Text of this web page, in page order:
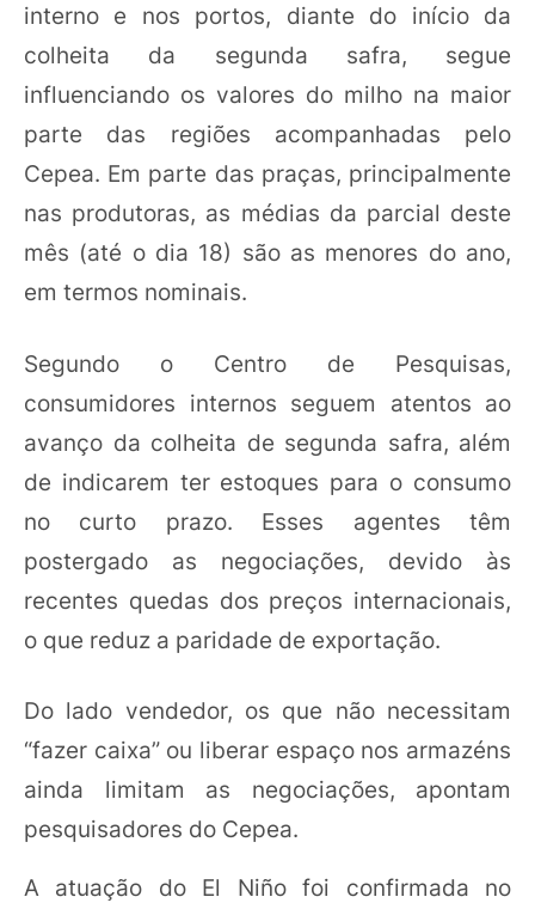
interno e nos portos, diante do início da
colheita da segunda safra, segue
influenciando os valores do milho na maior
parte das regiões acompanhadas pelo
Cepea. Em parte das praças, principalmente
nas produtoras, as médias da parcial deste
mês (até o dia 18) são as menores do ano,
em termos nominais.
Segundo o Centro de Pesquisas,
consumidores internos seguem atentos ao
avanço da colheita de segunda safra, além
de indicarem ter estoques para o consumo
no curto prazo. Esses agentes têm
postergado as negociações, devido às
recentes quedas dos preços internacionais,
o que reduz a paridade de exportação.
Do lado vendedor, os que não necessitam
“fazer caixa” ou liberar espaço nos armazéns
ainda limitam as negociações, apontam
pesquisadores do Cepea.
A atuação do El Niño foi confirmada no